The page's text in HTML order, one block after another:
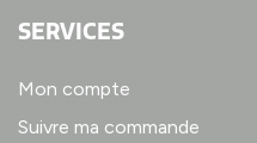
SERVICES
Mon compte
Suivre ma commande